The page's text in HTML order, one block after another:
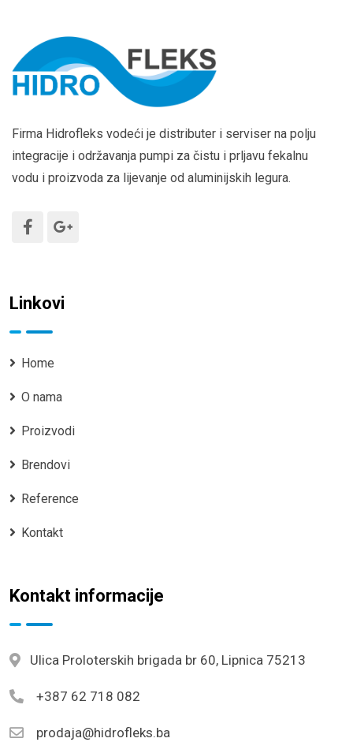
Firma Hidrofleks vodeći je distributer i serviser na polju
integracije i održavanja pumpi za čistu i prljavu fekalnu
vodu i proizvoda za lijevanje od aluminijskih legura.
Linkovi
Home
O nama
Proizvodi
Brendovi
Reference
Kontakt
Kontakt informacije
Ulica Proloterskih brigada br 60, Lipnica 75213
+387 62 718 082
prodaja@hidrofleks.ba